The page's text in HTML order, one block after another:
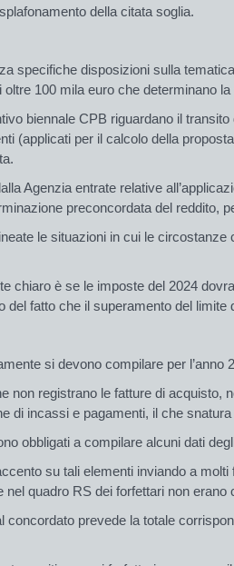
della citata soglia.
specifiche disposizioni sulla
100 mila euro che determinano
biennale CPB riguardano il
(applicati per il calcolo della
Agenzia entrate relative
preconcordata del reddito,
le situazioni in cui le
chiaro è se le imposte del 2024
del fatto che il superamento del
si devono compilare per
non registrano le fatture di acquisto,
di incassi e pagamenti, il che
obbligati a compilare alcuni dati
su tali elementi inviando a
nel quadro RS dei forfettari non erano
concordato prevede la totale